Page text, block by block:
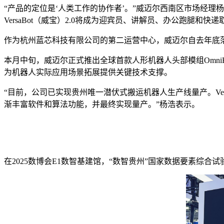
“产品的定位是‘人类工作的协作者’。”威迈尔西南区市场经
VersaBot（威宝）2.0将成为迎宾员、讲解员、办公跑腿和快递
作为杭州蓝芯科技有限公司的第二运营中心，威迈尔自去年
本月中旬，威迈尔正式推出全球首款人形机器人头部模组
为机器人实际应用场景拓展提供关键技术支撑。
“目前，公司已实现贵州唯一潜伏式搬运机器人生产线量产。
渐丰富软件和算法功能，并最终实现量产。”杨浩表示。
在2025数博会E1数智基建馆，“数智贵州”国家数据要素综合试